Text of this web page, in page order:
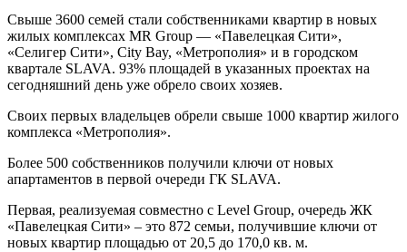
Свыше 3600 семей стали собственниками квартир в новых
жилых комплексах MR Group — «Павелецкая Сити»,
«Селигер Сити», City Bay, «Метрополия» и в городском
квартале SLAVA. 93% площадей в указанных проектах на
сегодняшний день уже обрело своих хозяев.
Своих первых владельцев обрели свыше 1000 квартир жилого
комплекса «Метрополия».
Более 500 собственников получили ключи от новых
апартаментов в первой очереди ГК SLAVA.
Первая, реализуемая совместно с Level Group, очередь ЖК
«Павелецкая Сити» – это 872 семьи, получившие ключи от
новых квартир площадью от 20,5 до 170,0 кв. м.